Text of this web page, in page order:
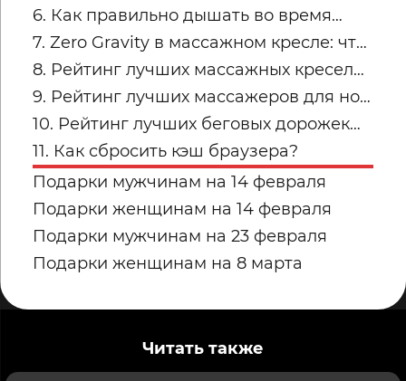
окрашенные
квартиры
6. Как правильно дышать во время
силовых упражнений и кардио
7. Zero Gravity в массажном кресле: что
это и кому подходит
8. Рейтинг лучших массажных кресел
для дома: топ-модели Yamaguchi
9. Рейтинг лучших массажеров для ног
Yamaguchi: какую модель купить для
дома в 2026 году?
10. Рейтинг лучших беговых дорожек
для дома от Yamaguchi: какую модель
выбрать?
11. Как сбросить кэш браузера?
Подарки мужчинам на 14 февраля
Подарки женщинам на 14 февраля
Подарки мужчинам на 23 февраля
Подарки женщинам на 8 марта
Читать также